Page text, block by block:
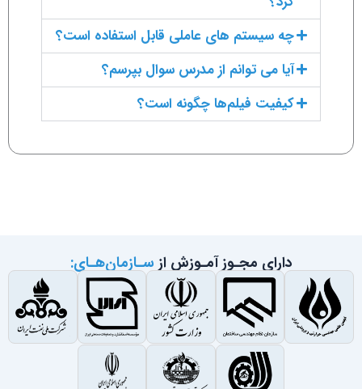
چه سیستم های عاملی قابل استفاده است؟
آیا می توانم از مدرس سوال بپرسم؟
کیفیت فیلم‌ها چگونه است؟
دارای مجـوز آمـوزش ازسـازمان‌هـای: